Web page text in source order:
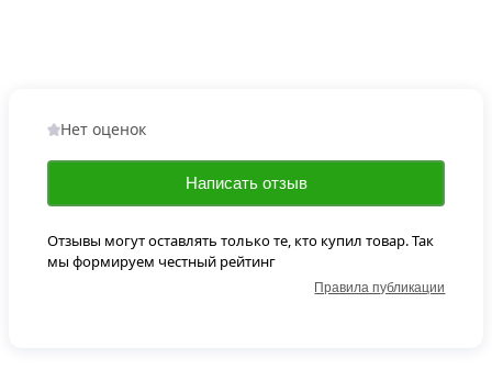
Нет оценок
Написать отзыв
Отзывы могут оставлять только те, кто купил товар. Так
мы формируем честный рейтинг
Правила публикации